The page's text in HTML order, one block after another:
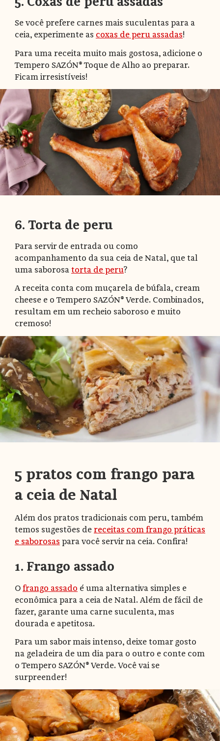
Se você prefere carnes mais suculentas para a
ceia, experimente as coxas de peru assadas!
Para uma receita muito mais gostosa, adicione o
Tempero SAZÓN® Toque de Alho ao preparar.
Ficam irresistíveis!
6. Torta de peru
Para servir de entrada ou como
acompanhamento da sua ceia de Natal, que tal
uma saborosa torta de peru?
A receita conta com muçarela de búfala, cream
cheese e o Tempero SAZÓN® Verde. Combinados,
resultam em um recheio saboroso e muito
cremoso!
5 pratos com frango para
a ceia de Natal
Além dos pratos tradicionais com peru, também
temos sugestões de receitas com frango práticas
e saborosas para você servir na ceia. Confira!
1. Frango assado
O frango assado é uma alternativa simples e
econômica para a ceia de Natal. Além de fácil de
fazer, garante uma carne suculenta, mas
dourada e apetitosa.
Para um sabor mais intenso, deixe tomar gosto
na geladeira de um dia para o outro e conte com
o Tempero SAZÓN® Verde. Você vai se
surpreender!